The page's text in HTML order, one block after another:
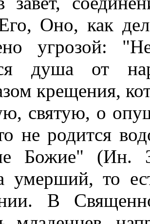
Оно, как
угрозой:
душа от
крещения,
святую, о
не родится
Божие" (Ин.
умерший, то
В